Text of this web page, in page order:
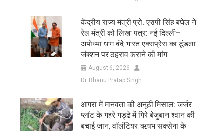
केंद्रीय राज्य मंत्री प्रो. एसपी सिंह बघेल ने
रेल मंत्री को लिखा पत्र: नई दिल्ली–
अयोध्या धाम वंदे भारत एक्सप्रेस का टूंडला
जंक्शन पर ठहराव कराने की मांग
August 6, 2026
Dr. Bhanu Pratap Singh
आगरा में मानवता की अनूठी मिसाल: जर्जर
प्लॉट के गहरे गड्ढे में गिरे बेजुबान श्वान की
बचाई जान, वॉलंटियर ऋषभ सक्सेना के